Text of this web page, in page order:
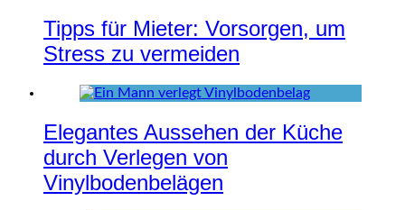
Tipps für Mieter: Vorsorgen, um
Stress zu vermeiden
Elegantes Aussehen der Küche
durch Verlegen von
Vinylbodenbelägen